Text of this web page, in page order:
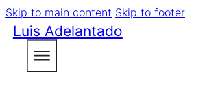
Skip to main content Skip to footer
Luis Adelantado